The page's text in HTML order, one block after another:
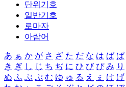
단위기호
일반기호
로마자
아랍어
あ ぁ か が さ ざ た だ な は ば ぱ
き ぎ し じ ち ぢ に ひ び ぴ み り
ぬ ふ ぶ ぷ む ゆ ゅ る え ぇ け げ